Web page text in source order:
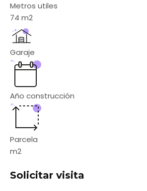
Metros utiles
74 m2
Garaje
Año construcción
Parcela
m2
Solicitar visita